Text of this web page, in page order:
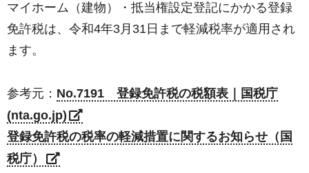
マイホーム（建物）・抵当権設定登記にかかる登録
免許税は、令和4年3月31日まで軽減税率が適用され
ます。
参考元： No.7191 登録免許税の税額表｜国税庁
(nta.go.jp)
登録免許税の税率の軽減措置に関するお知らせ（国
税庁）